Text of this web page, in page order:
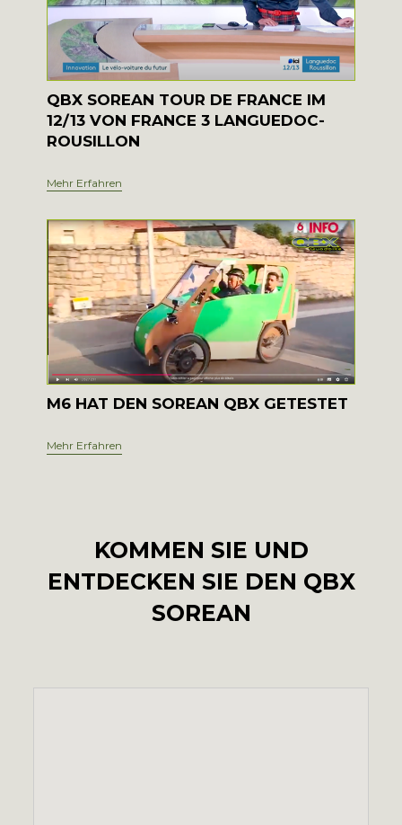
QBX SOREAN TOUR DE FRANCE IM
12/13 VON FRANCE 3 LANGUEDOC-
ROUSILLON
Mehr Erfahren
M6 HAT DEN SOREAN QBX GETESTET
Mehr Erfahren
KOMMEN SIE UND
ENTDECKEN SIE DEN QBX
SOREAN